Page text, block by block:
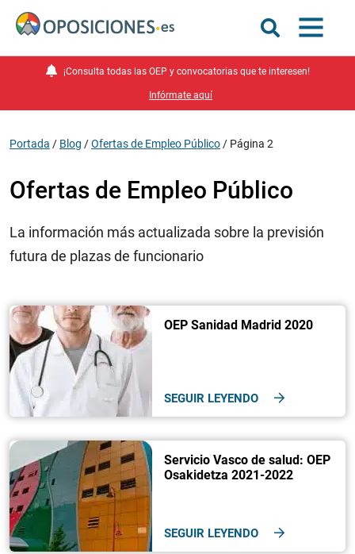
¡Consulta todas las OEP y convocatorias que te interesen!
Infórmate aquí
Portada / Blog /Ofertas de Empleo Público / Página 2
Ofertas de Empleo Público
La información más actualizada sobre la previsión
futura de plazas de funcionario
OEP Sanidad Madrid 2020
SEGUIR LEYENDO
Servicio Vasco de salud: OEP
Osakidetza 2021-2022
SEGUIR LEYENDO